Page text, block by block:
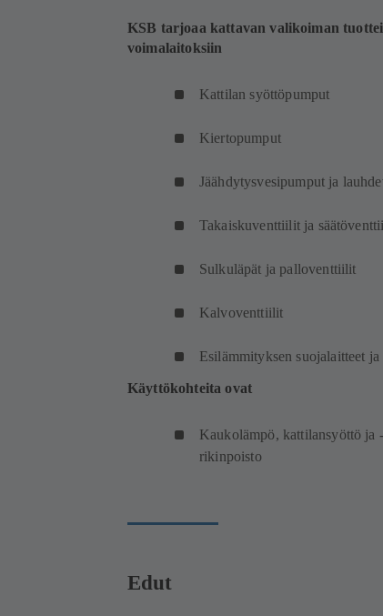
KSB tarjoaa kattavan valikoiman
voimalaitoksiin
Kattilan syöttöpumput
Kiertopumput
Jäähdytysvesipumput ja
Takaiskuventtiilit ja
Sulkuläpät ja palloventtiilit
Kalvoventtiilit
Esilämmityksen suojalaitteet
Käyttökohteita ovat
Kaukolämpö, kattilansyöttö ja
rikinpoisto
Edut